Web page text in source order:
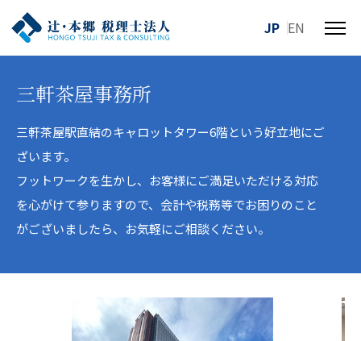
JP EN
メ
ニ
三軒茶屋事務所
三軒茶屋駅直結のキャロットタワー6階という好立地にご
ざいます。
フットワークを生かし、お客様にご満足いただける対応
を心がけて参りますので、会計や税務等でお困りのこと
がございましたら、お気軽にご相談ください。